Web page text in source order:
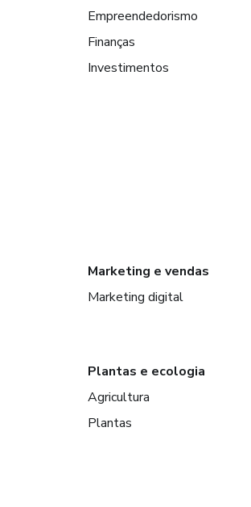
Empreendedorismo
Finanças
Investimentos
Marketing e vendas
Marketing digital
Plantas e ecologia
Agricultura
Plantas